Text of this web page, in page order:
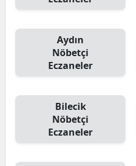
Aydın
Nöbetçi
Eczaneler
Bilecik
Nöbetçi
Eczaneler